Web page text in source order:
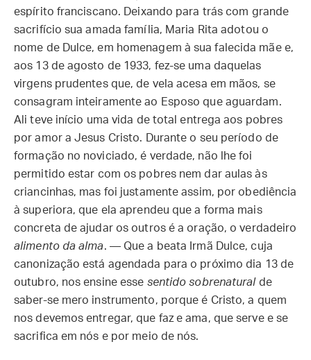
espírito franciscano. Deixando para trás com grande
sacrifício sua amada família, Maria Rita adotou o
nome de Dulce, em homenagem à sua falecida mãe e,
aos 13 de agosto de 1933, fez-se uma daquelas
virgens prudentes que, de vela acesa em mãos, se
consagram inteiramente ao Esposo que aguardam.
Ali teve início uma vida de total entrega aos pobres
por amor a Jesus Cristo. Durante o seu período de
formação no noviciado, é verdade, não lhe foi
permitido estar com os pobres nem dar aulas às
criancinhas, mas foi justamente assim, por obediência
à superiora, que ela aprendeu que a forma mais
concreta de ajudar os outros é a oração, o verdadeiro
alimento da alma. — Que a beata Irmã Dulce, cuja
canonização está agendada para o próximo dia 13 de
outubro, nos ensine esse sentido sobrenatural de
saber-se mero instrumento, porque é Cristo, a quem
nos devemos entregar, que faz e ama, que serve e se
sacrifica em nós e por meio de nós.